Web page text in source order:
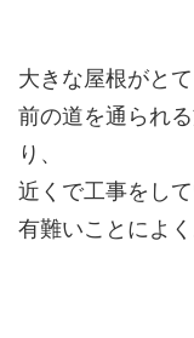
大きな屋根がと
前の道を通られ
り、
近くで工事をし
有難いことによ